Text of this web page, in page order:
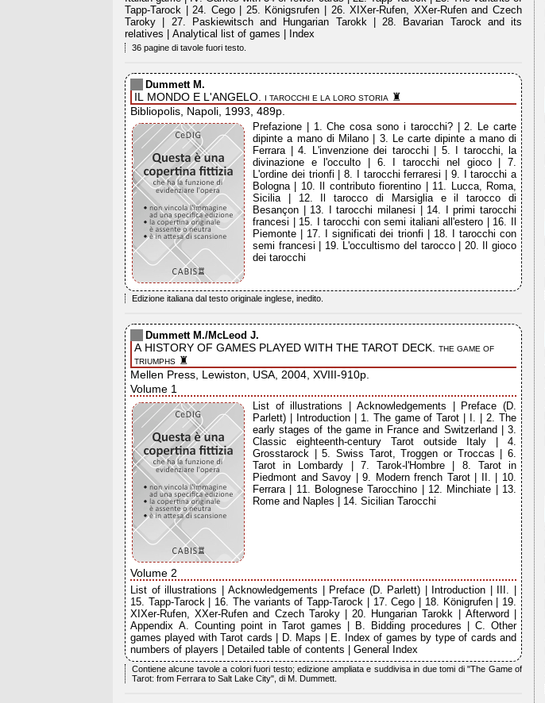
Tapp-Tarock | 24. Cego | 25. Königsrufen | 26. XIXer-Rufen, XXer-Rufen and Czech
Taroky | 27. Paskiewitsch and Hungarian Tarokk | 28. Bavarian Tarock and its
relatives | Analytical list of games | Index
36 pagine di tavole fuori testo.
Dummett M.
IL MONDO E L'ANGELO. I TAROCCHI E LA LORO STORIA
♜
Bibliopolis, Napoli, 1993, 489p.
Prefazione | 1. Che cosa sono i tarocchi? | 2. Le carte
dipinte a mano di Milano | 3. Le carte dipinte a mano di
Ferrara | 4. L'invenzione dei tarocchi | 5. I tarocchi, la
divinazione e l'occulto | 6. I tarocchi nel gioco | 7.
L'ordine dei trionfi | 8. I tarocchi ferraresi | 9. I tarocchi a
Bologna | 10. Il contributo fiorentino | 11. Lucca, Roma,
Sicilia | 12. Il tarocco di Marsiglia e il tarocco di
Besançon | 13. I tarocchi milanesi | 14. I primi tarocchi
francesi | 15. I tarocchi con semi italiani all'estero | 16. Il
Piemonte | 17. I significati dei trionfi | 18. I tarocchi con
semi francesi | 19. L'occultismo del tarocco | 20. Il gioco
dei tarocchi
Edizione italiana dal testo originale inglese, inedito.
Dummett M./McLeod J.
A HISTORY OF GAMES PLAYED WITH THE TAROT DECK.
THE GAME OF
TRIUMPHS ♜
Mellen Press, Lewiston, USA, 2004, XVIII-910p.
Volume 1
List of illustrations | Acknowledgements | Preface (D.
Parlett) | Introduction | 1. The game of Tarot | I. | 2. The
early stages of the game in France and Switzerland | 3.
Classic eighteenth-century Tarot outside Italy | 4.
Grosstarock | 5. Swiss Tarot, Troggen or Troccas | 6.
Tarot in Lombardy | 7. Tarok-l'Hombre | 8. Tarot in
Piedmont and Savoy | 9. Modern french Tarot | II. | 10.
Ferrara | 11. Bolognese Tarocchino | 12. Minchiate | 13.
Rome and Naples | 14. Sicilian Tarocchi
Volume 2
List of illustrations | Acknowledgements | Preface (D. Parlett) | Introduction | III. |
15. Tapp-Tarock | 16. The variants of Tapp-Tarock | 17. Cego | 18. Königrufen | 19.
XIXer-Rufen, XXer-Rufen and Czech Taroky | 20. Hungarian Tarokk | Afterword |
Appendix A. Counting point in Tarot games | B. Bidding procedures | C. Other
games played with Tarot cards | D. Maps | E. Index of games by type of cards and
numbers of players | Detailed table of contents | General Index
Contiene alcune tavole a colori fuori testo; edizione ampliata e suddivisa in due tomi di "The Game of
Tarot: from Ferrara to Salt Lake City", di M. Dummett.